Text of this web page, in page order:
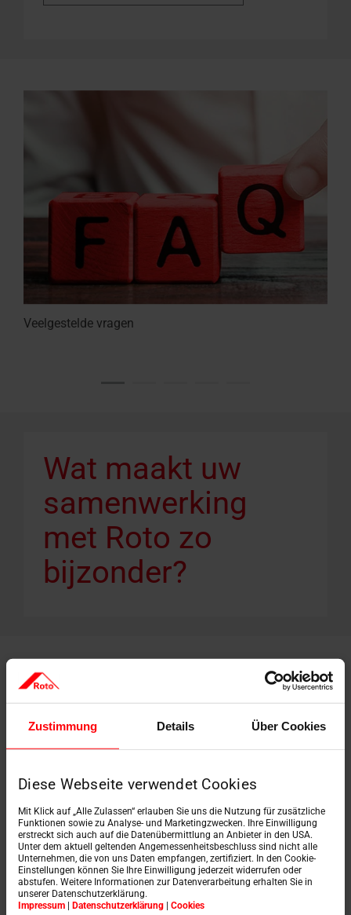
Zustimmung Details Über Cookies
Diese Webseite verwendet Cookies
Mit Klick auf „Alle Zulassen“ erlauben Sie uns die Nutzung für zusätzliche
Funktionen sowie zu Analyse- und Marketingzwecken. Ihre Einwilligung
erstreckt sich auch auf die Datenübermittlung an Anbieter in den USA.
Unter dem aktuell geltenden Angemessenheitsbeschluss sind nicht alle
Unternehmen, die von uns Daten empfangen, zertifiziert. In den Cookie-
Einstellungen können Sie Ihre Einwilligung jederzeit widerrufen oder
abstufen. Weitere Informationen zur Datenverarbeitung erhalten Sie in
unserer Datenschutzerklärung.
Impressum | Datenschutzerklärung | Cookies
Veelgestelde vragen
Wat maakt uw
samenwerking
met Roto zo
bijzonder?
Voor succesvolle zaken zijn goede oplossingen nodig
binnen- en buitenuitrusting, via daktrappen en
platdakuitgangen tot montagevriendelijke
Daarnaast ondersteunen we u met innovatieve
diensten, uitgebreide service en persoonlijke
contactpersonen, zodat u samen met ons boven uzelf
kunt uitstijgen.